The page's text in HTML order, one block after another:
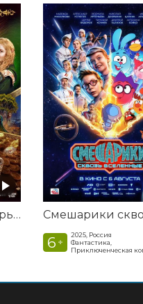
Последний богатырь. Колобок
6 +
2025, Россия
Фантастика,
Приключенческая